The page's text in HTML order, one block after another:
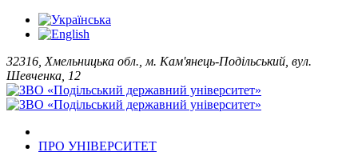
32316, Хмельницька обл., м. Кам'янець-Подільський, вул.
Шевченка, 12
ПРО УНІВЕРСИТЕТ